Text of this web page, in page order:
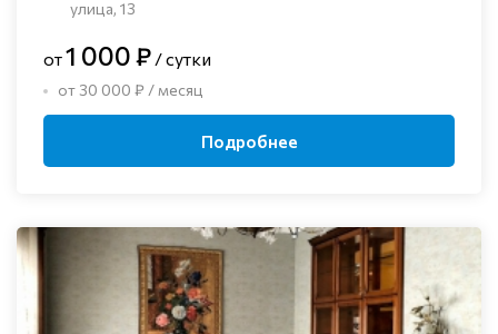
улица, 13
от1 000 ₽ / сутки
от 30 000 ₽ / месяц
Подробнее